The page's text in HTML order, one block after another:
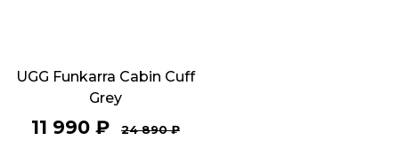
UGG Funkarra Cabin Cuff
Grey
11 990₽ 24 890₽